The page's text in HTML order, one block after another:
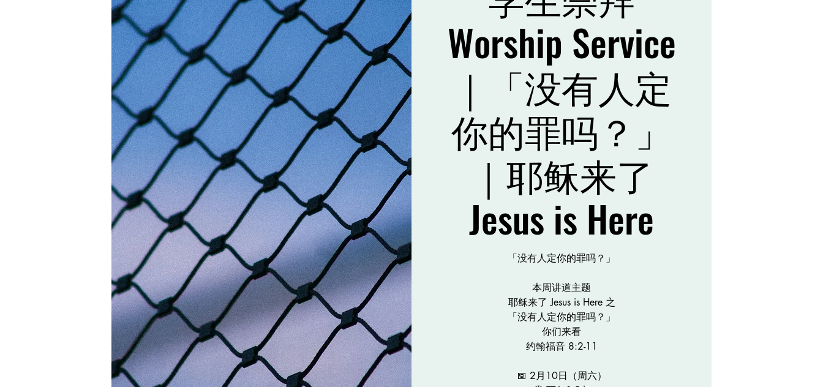
Worship Service
｜「没有人定
你的罪吗？」
｜耶稣来了
Jesus is Here
「没有人定你的罪吗？」
本周讲道主题
耶稣来了 Jesus is Here 之
「没有人定你的罪吗？」
你们来看
约翰福音 8:2-11
📅 2月10日（周六）